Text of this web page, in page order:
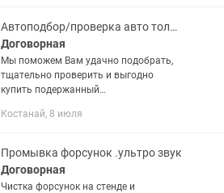
Автоподбор/проверка авто толщиномером/компьютерная диагностика/выезд
Договорная
Мы поможем Вам удачно подобрать,
тщательно проверить и выгодно
купить подержанный
экономите свое время, нервы и
заявленное описание...
Костанай, 8 июля
Промывка форсунок .ультро звук
Договорная
Чистка форсунок на стенде и